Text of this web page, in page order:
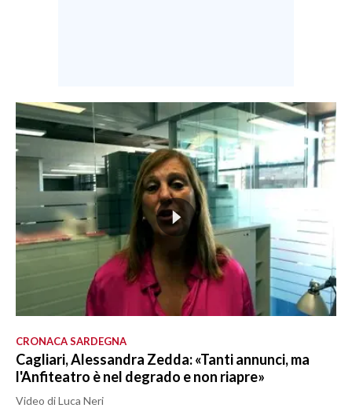
CRONACA SARDEGNA
Cagliari, Alessandra Zedda: «Tanti annunci, ma
l'Anfiteatro è nel degrado e non riapre»
Video di Luca Neri